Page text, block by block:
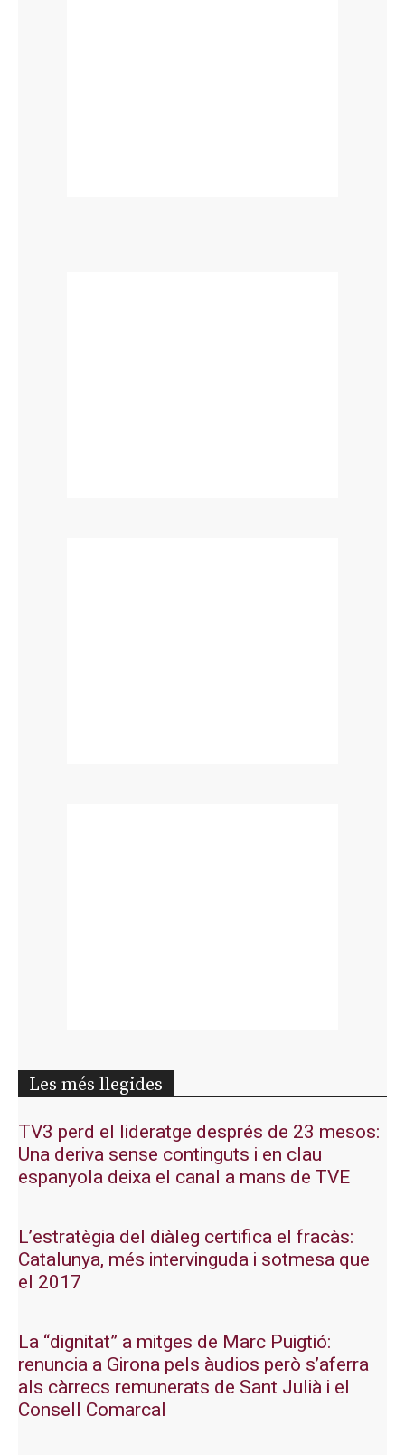
Les més llegides
TV3 perd el lideratge després de 23 mesos:
Una deriva sense continguts i en clau
espanyola deixa el canal a mans de TVE
L’estratègia del diàleg certifica el fracàs:
Catalunya, més intervinguda i sotmesa que
el 2017
La “dignitat” a mitges de Marc Puigtió:
renuncia a Girona pels àudios però s’aferra
als càrrecs remunerats de Sant Julià i el
Consell Comarcal